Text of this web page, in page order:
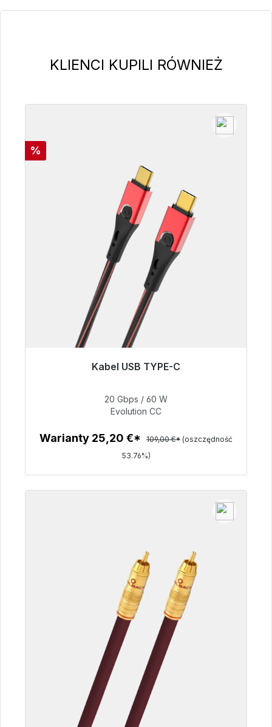
Pomiń galerię produktów
KLIENCI KUPILI RÓWNIEŻ
Rabat
%
Kabel USB TYPE-C
dostawy 48h*
Szczegóły
20 Gbps / 60 W
Evolution CC
Warianty 25,20 €* 109,00 €* (oszczędność
53.76%)